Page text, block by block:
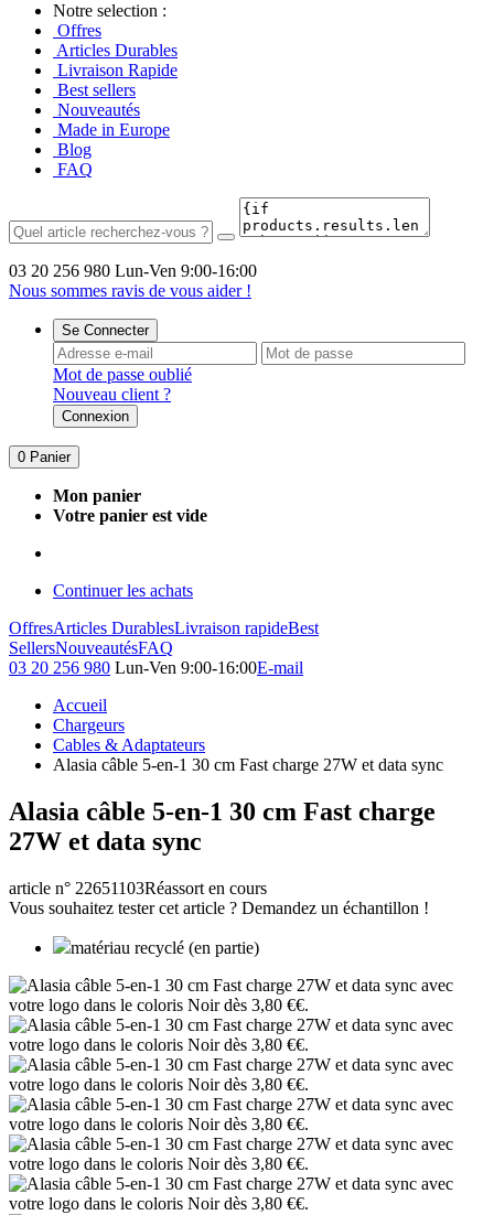
Notre selection :
Offres
Articles Durables
Livraison Rapide
Best sellers
Nouveautés
Made in Europe
Blog
FAQ
03 20 256 980 Lun-Ven 9:00-16:00
Nous sommes ravis de vous aider !
Se Connecter
Mot de passe oublié
Nouveau client ?
Connexion
0 Panier
Mon panier
Votre panier est vide
Continuer les achats
OffresArticles DurablesLivraison rapideBest
SellersNouveautésFAQ
03 20 256 980 Lun-Ven 9:00-16:00E-mail
Accueil
Chargeurs
Cables & Adaptateurs
Alasia câble 5-en-1 30 cm Fast charge 27W et data sync
Alasia câble 5-en-1 30 cm Fast charge
27W et data sync
article n° 22651103Réassort en cours
Vous souhaitez tester cet article ? Demandez un échantillon !
matériau recyclé (en partie)